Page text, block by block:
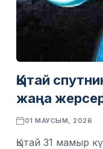
Қытай
жаңа
01 МАУСЫМ, 2026
Қытай 31 мамыр